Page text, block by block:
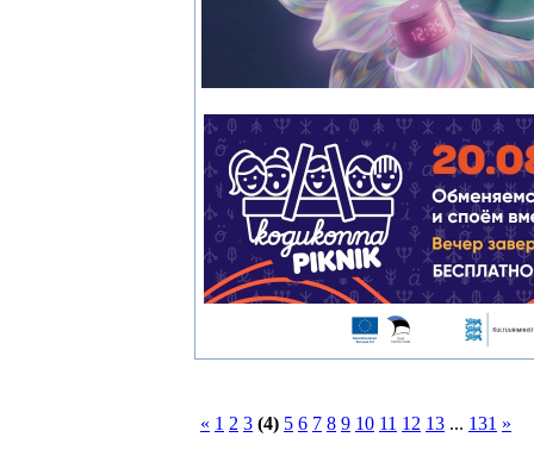
« 1 2 3 (4) 5 6 7 8 9 10 11 12 13 ... 131 »